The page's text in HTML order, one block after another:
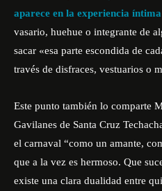
aparece en la experiencia
vasario, huehue o integrante de
sacar «esa parte escondida de
través de disfraces, vestuarios o
Este punto también lo comparte
Gavilanes de Santa Cruz
el carnaval “como un amante,
que a la vez es hermoso. Que
existe una clara dualidad entre